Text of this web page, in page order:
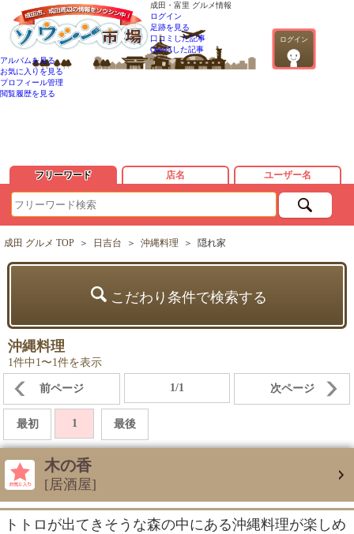
成田・富里 グルメ情報
ログイン
ログイン
足跡を見る
口コミした記事
QandAした記事
アルバムを見る
お気に入りを見る
プロフィール管理
閲覧履歴を見る
フリーワード 店名 ユーザー名
成田 グルメ TOP ＞ 日吉台 ＞ 沖縄料理 ＞ 隠れ家
こだわり条件で検索する
沖縄料理
1件中1〜1件を表示
前ページ 1/1 次ページ
最初 1 最後
木の香
[居酒屋]
トトロが出てきそうな森の中にある沖縄料理が楽しめ